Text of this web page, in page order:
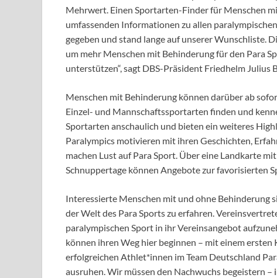
Mehrwert. Einen Sportarten-Finder für Menschen
umfassenden Informationen zu allen
gegeben und stand lange auf unserer Wunschliste.
um mehr Menschen mit Behinderung für den Para
unterstützen“, sagt DBS-Präsident Friedhelm Julius
Menschen mit Behinderung können darüber ab
Einzel- und Mannschaftssportarten finden und
Sportarten anschaulich und bieten ein weiteres
Paralympics motivieren mit ihren Geschichten,
machen Lust auf Para Sport. Über eine Landkarte
Schnuppertage können Angebote zur favorisierten
Interessierte Menschen mit und ohne Behinderung
der Welt des Para Sports zu erfahren.
paralympischen Sport in ihr Vereinsangebot
können ihren Weg hier beginnen – mit einem
erfolgreichen Athlet*innen im Team Deutschland
ausruhen. Wir müssen den Nachwuchs begeistern